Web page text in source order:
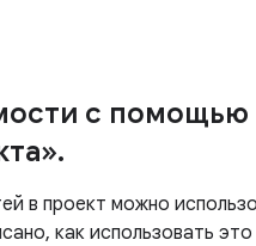
с помощью
.
в проект можно
как использовать